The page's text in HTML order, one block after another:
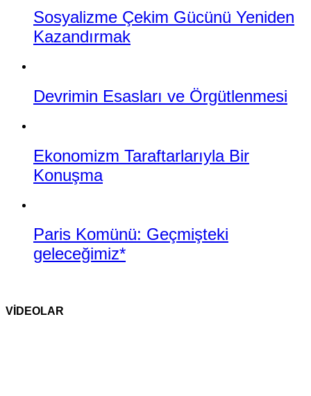
Sosyalizme Çekim Gücünü Yeniden
Kazandırmak
Devrimin Esasları ve Örgütlenmesi
Ekonomizm Taraftarlarıyla Bir
Konuşma
Paris Komünü: Geçmişteki
geleceğimiz*
VİDEOLAR